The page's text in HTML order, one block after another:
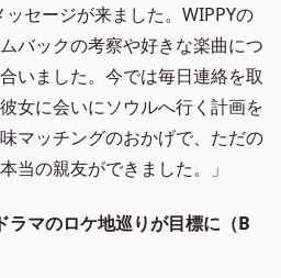
セージが来ました。WIPPYの
バックの考察や好きな楽曲につ
いました。今では毎日連絡を取
女に会いにソウルへ行く計画を
マッチングのおかげで、ただの
当の親友ができました。」
ラマのロケ地巡りが目標に（B